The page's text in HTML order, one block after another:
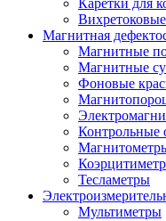
Каретки для
Магнитная
Магнитные
Магнитные
Фоновые
Тесламетры
Мультиметры